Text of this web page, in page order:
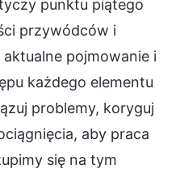
punktu piątego
przywódców i
pojmowanie i
każdego elementu
problemy, koryguj
aby praca
się na tym